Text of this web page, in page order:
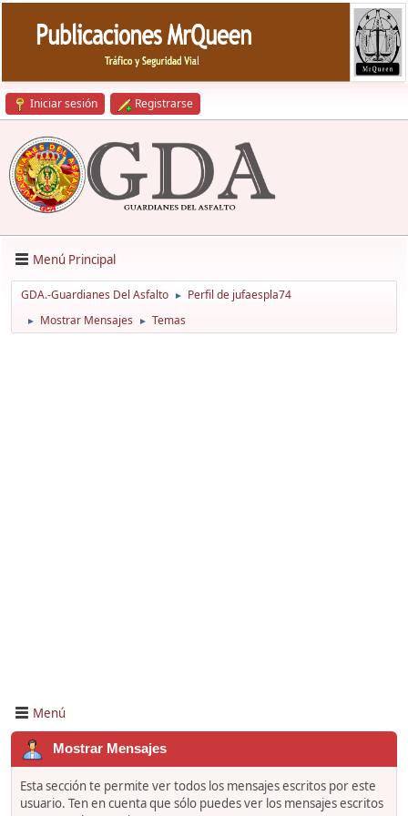
Iniciar sesión Registrarse
Menú Principal
GDA.-Guardianes Del Asfalto ► Perfil de jufaespla74
► Mostrar Mensajes ► Temas
Menú
Mostrar Mensajes
Esta sección te permite ver todos los mensajes escritos por este
usuario. Ten en cuenta que sólo puedes ver los mensajes escritos